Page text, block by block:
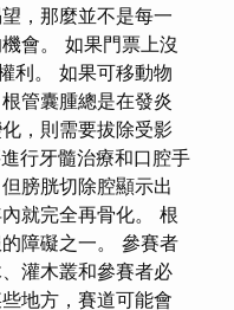
，那麼並不是每一
會。 如果門票上沒
利。 如果可移動物
管囊腫總是在發炎
，則需要拔除受影
行牙髓治療和口腔手
膀胱切除腔顯示出
就完全再骨化。 根
障礙之一。 參賽者
灌木叢和參賽者必
地方，賽道可能會